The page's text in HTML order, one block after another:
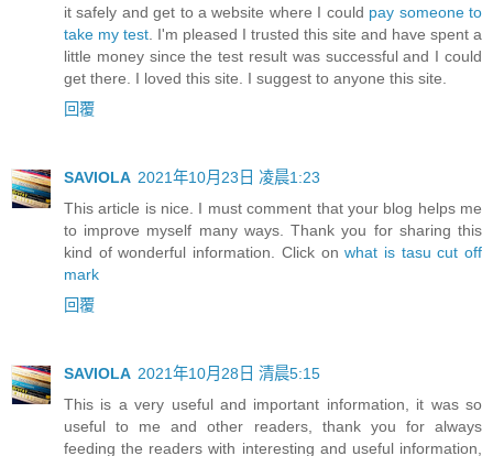
it safely and get to a website where I could pay someone to
take my test . I'm pleased I trusted this site and have spent a
little money since the test result was successful and I could
get there. I loved this site. I suggest to anyone this site.
回覆
SAVIOLA 2021年10月23日 凌晨1:23
This article is nice. I must comment that your blog helps me
to improve myself many ways. Thank you for sharing this
kind of wonderful information. Click onwhat is tasu cut off
mark
回覆
SAVIOLA 2021年10月28日 清晨5:15
This is a very useful and important information, it was so
useful to me and other readers, thank you for always
feeding the readers with interesting and useful information,